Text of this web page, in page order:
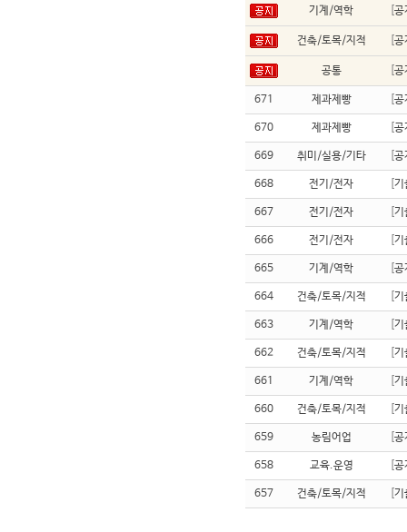
기계/역학 공
건축/토목/지적 공
공통 공
671 제과제빵 공
670 제과제빵 공
669 취미/실용/기타 공
668 전기/전자 기
667 전기/전자 기
666 전기/전자 기
665 기계/역학 공
664 건축/토목/지적 기
663 기계/역학 기
662 건축/토목/지적 기
661 기계/역학 기
660 건축/토목/지적 기
659 농림어업 공
658 교육.운영 공
657 건축/토목/지적 기